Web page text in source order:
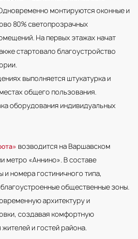
монтируются оконные и
80% светопрозрачных
На первых этажах начат
стартовало благоустройство
выполняется штукатурка и
общего пользования.
оборудования индивидуальных
возводится на Варшавском
метро «Аннино». В составе
и номера гостиничного типа,
общественные зоны.
архитектуру и
создавая комфортную
и гостей района.